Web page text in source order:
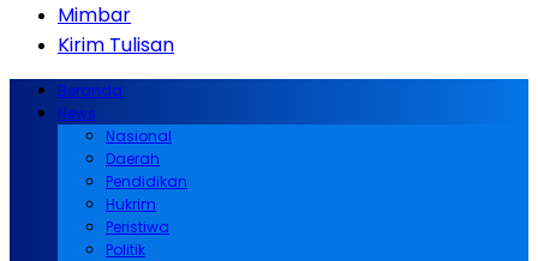
Mimbar
Kirim Tulisan
Beranda
News
Nasional
Daerah
Pendidikan
Hukrim
Peristiwa
Politik